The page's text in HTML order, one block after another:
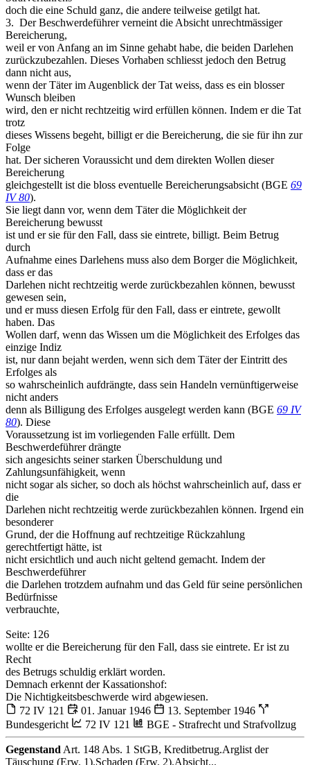
doch die eine Schuld ganz, die andere teilweise getilgt hat.
3. ­ Der Beschwerdeführer verneint die Absicht unrechtmässiger
Bereicherung,
weil er von Anfang an im Sinne gehabt habe, die beiden Darlehen
zurückzubezahlen. Dieses Vorhaben schliesst jedoch den Betrug
dann nicht aus,
wenn der Täter im Augenblick der Tat weiss, dass es ein blosser
Wunsch bleiben
wird, den er nicht rechtzeitig wird erfüllen können. Indem er die Tat
trotz
dieses Wissens begeht, billigt er die Bereicherung, die sie für ihn zur
Folge
hat. Der sicheren Voraussicht und dem direkten Wollen dieser
Bereicherung
gleichgestellt ist die bloss eventuelle Bereicherungsabsicht (BGE 69
IV 80).
Sie liegt dann vor, wenn dem Täter die Möglichkeit der
Bereicherung bewusst
ist und er sie für den Fall, dass sie eintrete, billigt. Beim Betrug
durch
Aufnahme eines Darlehens muss also dem Borger die Möglichkeit,
dass er das
Darlehen nicht rechtzeitig werde zurückbezahlen können, bewusst
gewesen sein,
und er muss diesen Erfolg für den Fall, dass er eintrete, gewollt
haben. Das
Wollen darf, wenn das Wissen um die Möglichkeit des Erfolges das
einzige Indiz
ist, nur dann bejaht werden, wenn sich dem Täter der Eintritt des
Erfolges als
so wahrscheinlich aufdrängte, dass sein Handeln vernünftigerweise
nicht anders
denn als Billigung des Erfolges ausgelegt werden kann (BGE 69 IV
80). Diese
Voraussetzung ist im vorliegenden Falle erfüllt. Dem
Beschwerdeführer drängte
sich angesichts seiner starken Überschuldung und
Zahlungsunfähigkeit, wenn
nicht sogar als sicher, so doch als höchst wahrscheinlich auf, dass er
die
Darlehen nicht rechtzeitig werde zurückbezahlen können. Irgend ein
besonderer
Grund, der die Hoffnung auf rechtzeitige Rückzahlung
gerechtfertigt hätte, ist
nicht ersichtlich und auch nicht geltend gemacht. Indem der
Beschwerdeführer
die Darlehen trotzdem aufnahm und das Geld für seine persönlichen
Bedürfnisse
verbrauchte,
Seite: 126
wollte er die Bereicherung für den Fall, dass sie eintrete. Er ist zu
Recht
des Betrugs schuldig erklärt worden.
Demnach erkennt der Kassationshof:
Die Nichtigkeitsbeschwerde wird abgewiesen.
72 IV 121
01. Januar 1946
13. September 1946
Bundesgericht
72 IV 121 BGE - Strafrecht und Strafvollzug
Gegenstand Art. 148 Abs. 1 StGB, Kreditbetrug.Arglist der
Täuschung (Erw. 1).Schaden (Erw. 2).Absicht...